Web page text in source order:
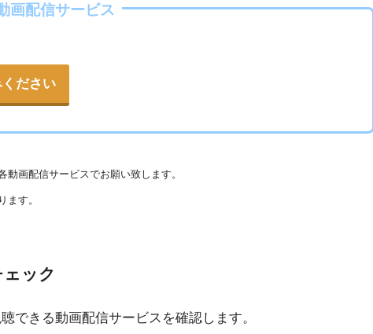
の視聴は控える事をおすすめします。
・違反に対しての厳罰化の法改正がされました。（詳しくは「
喚起が「公益社団法人著作物情報センター」と「日本民間放送連盟」からも
る
画配信サービス
ください
画配信サービスでお願い致します。
ます。
ック
できる動画配信サービスを確認します。